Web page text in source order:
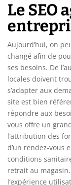
Le SEO
Aujourd’hui, on
changé afin de
ses besoins. De
locales doivent
s’adapter aux
site est bien
répondre aux
vous offre un
l’attribution des
d’un rendez-vous
conditions
retrait au
l’expérience